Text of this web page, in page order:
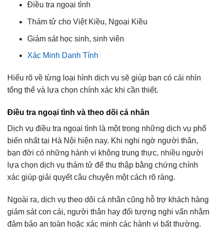
Điều tra ngoại tình
Thám tử cho Việt Kiều, Ngoại Kiều
Giám sát học sinh, sinh viên
Xác Minh Danh Tính
Hiểu rõ về từng loại hình dịch vụ sẽ giúp bạn có cái nhìn
tổng thể và lựa chọn chính xác khi cần thiết.
Điều tra ngoại tình và theo dõi cá nhân
Dịch vụ điều tra ngoại tình là một trong những dịch vụ phổ
biến nhất tại Hà Nội hiện nay. Khi nghi ngờ người thân,
bạn đời có những hành vi không trung thực, nhiều người
lựa chọn dịch vụ thám tử để thu thập bằng chứng chính
xác giúp giải quyết câu chuyện một cách rõ ràng.
Ngoài ra, dịch vụ theo dõi cá nhân cũng hỗ trợ khách hàng
giám sát con cái, người thân hay đối tượng nghi vấn nhằm
đảm bảo an toàn hoặc xác minh các hành vi bất thường.